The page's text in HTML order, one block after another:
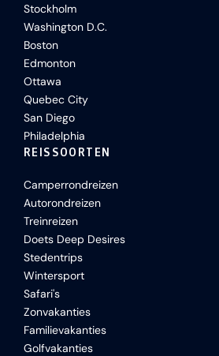
Stockholm
Washington D.C.
Boston
Edmonton
Ottawa
Quebec City
San Diego
Philadelphia
REISSOORTEN
Camperrondreizen
Autorondreizen
Treinreizen
Doets Deep Desires
Stedentrips
Wintersport
Safari's
Zonvakanties
Familievakanties
Golfvakanties